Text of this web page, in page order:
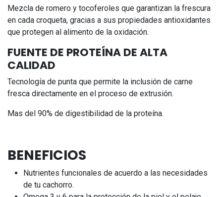
Mezcla de romero y tocoferoles que garantizan la frescura
en cada croqueta, gracias a sus propiedades antioxidantes
que protegen al alimento de la oxidación.
FUENTE DE PROTEÍNA DE ALTA
CALIDAD
Tecnología de punta que permite la inclusión de carne
fresca directamente en el proceso de extrusión.
Mas del 90% de digestibilidad de la proteína.
BENEFICIOS
Nutrientes funcionales de acuerdo a las necesidades
de tu cachorro.